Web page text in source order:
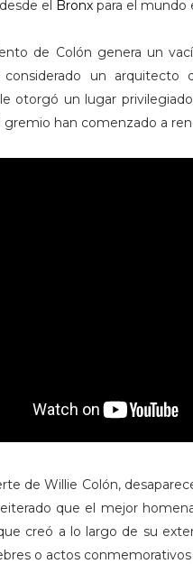
el Bronx para el mundo
de Colón genera un
un arquitecto
otorgó un lugar
gremio han comenzado a
de Willie Colón,
que el mejor
creó a lo largo de su
o actos conmemorativos